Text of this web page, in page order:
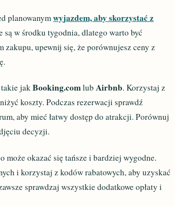
planowanymwyjazdem, aby skorzystać z
są w środku tygodnia, dlatego warto być
zakupu, upewnij się, że porównujesz ceny z
takie jakBooking.comlubAirbnb. Korzystaj z
koszty. Podczas rezerwacji sprawdź
aby mieć łatwy dostęp do atrakcji. Porównuj
decyzji.
okazać się tańsze i bardziej wygodne.
i korzystaj z kodów rabatowych, aby uzyskać
sprawdzaj wszystkie dodatkowe opłaty i